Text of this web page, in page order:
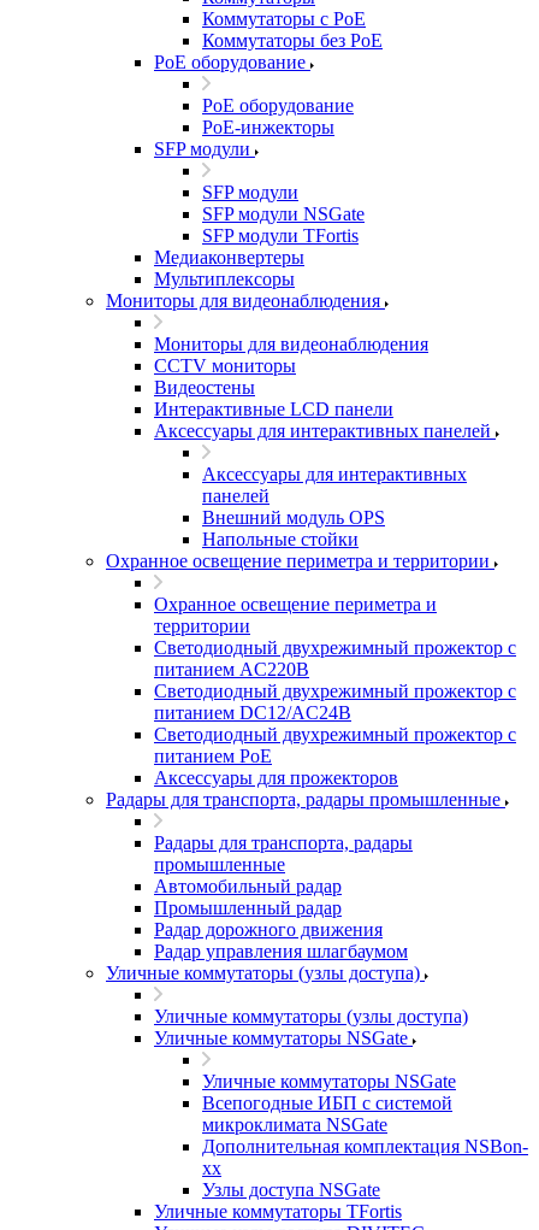
Коммутаторы с PoE
Коммутаторы без PoE
PoE оборудование
PoE оборудование
PoE-инжекторы
SFP модули
SFP модули
SFP модули NSGate
SFP модули TFortis
Медиаконвертеры
Мультиплексоры
Мониторы для видеонаблюдения
Мониторы для видеонаблюдения
CCTV мониторы
Видеостены
Интерактивные LCD панели
Аксессуары для интерактивных панелей
Аксессуары для интерактивных
панелей
Внешний модуль OPS
Напольные стойки
Охранное освещение периметра и территории
Охранное освещение периметра и
территории
Светодиодный двухрежимный прожектор с
питанием AC220В
Светодиодный двухрежимный прожектор с
питанием DC12/AC24В
Светодиодный двухрежимный прожектор с
питанием PoE
Аксессуары для прожекторов
Радары для транспорта, радары промышленные
Радары для транспорта, радары
промышленные
Автомобильный радар
Промышленный радар
Радар дорожного движения
Радар управления шлагбаумом
Уличные коммутаторы (узлы доступа)
Уличные коммутаторы (узлы доступа)
Уличные коммутаторы NSGate
Уличные коммутаторы NSGate
Всепогодные ИБП с системой
микроклимата NSGate
Дополнительная комплектация NSBon-
xx
Узлы доступа NSGate
Уличные коммутаторы TFortis